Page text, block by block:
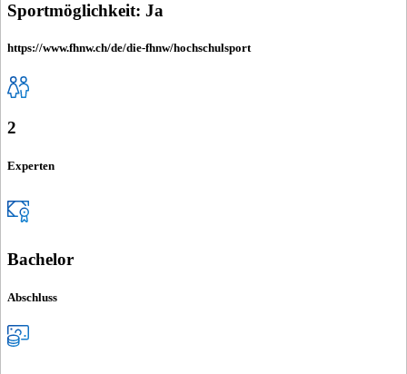
Sportmöglichkeit: Ja
https://www.fhnw.ch/de/die-fhnw/hochschulsport
2
Experten
Bachelor
Abschluss